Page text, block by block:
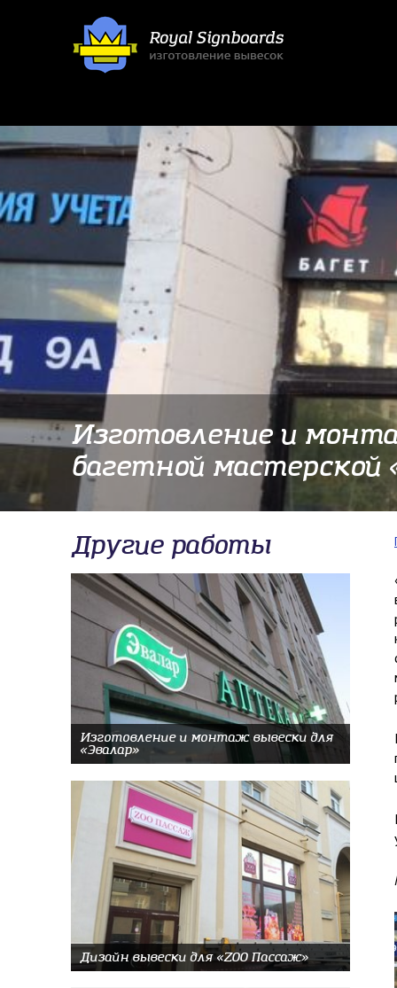
Изготовление и
багетной мастерской
Другие работы
Изготовление и монтаж вывески для
«Эвалар»
Дизайн вывески для «ZOO Пассаж»